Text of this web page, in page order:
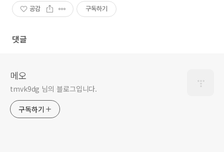
공감 구독하기
댓글
메오
tmvk9dg 님의 블로그입니다.
구독하기